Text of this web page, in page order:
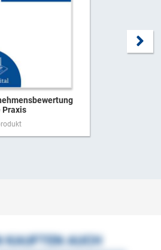
Praxis
KAUFTEN AUCH